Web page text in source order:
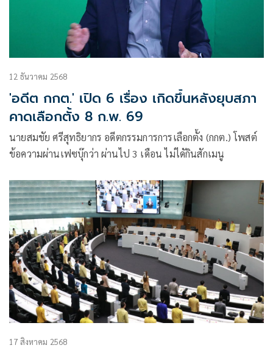
12 ธันวาคม 2568
'อดีต กกต.' เปิด 6 เรื่อง เกิดขึ้นหลังยุบสภา
คาดเลือกตั้ง 8 ก.พ. 69
นายสมชัย ศรีสุทธิยากร อดีตกรรมการการเลือกตั้ง (กกต.) โพสต์
ข้อความผ่านเฟซบุ๊กว่า ผ่านไป 3 เดือน ไม่ไดักินสักเมนู
17 สิงหาคม 2568